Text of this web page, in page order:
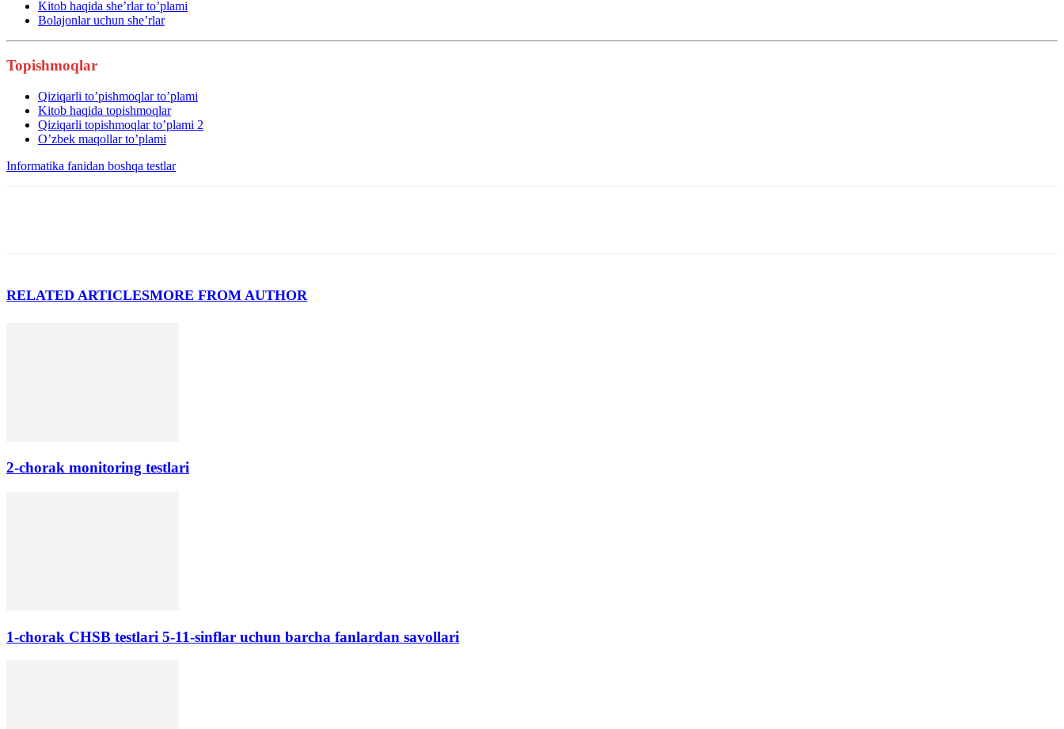
Kitob haqida she’rlar to’plami
Bolajonlar uchun she’rlar
Topishmoqlar
Qiziqarli to’pishmoqlar to’plami
Kitob haqida topishmoqlar
Qiziqarli topishmoqlar to’plami 2
O’zbek maqollar to’plami
Informatika fanidan boshqa testlar
RELATED ARTICLESMORE FROM AUTHOR
2-chorak monitoring testlari
1-chorak CHSB testlari 5-11-sinflar uchun barcha fanlardan savollari